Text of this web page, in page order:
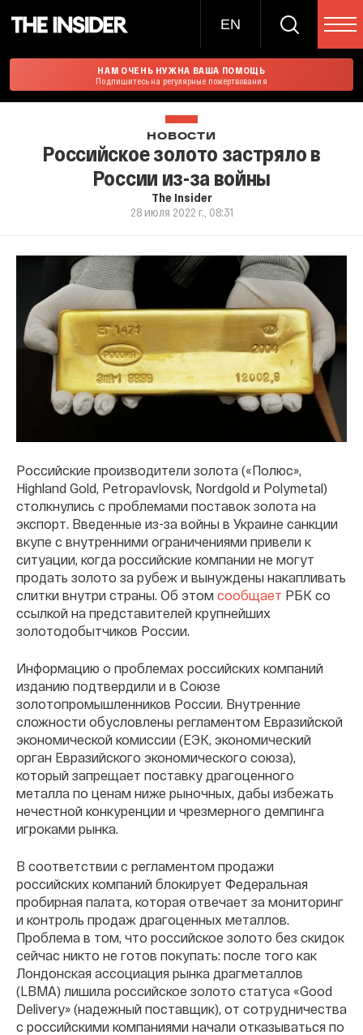
EN
НАМ ОЧЕНЬ НУЖНА ВАША ПОМОЩЬ
Подпишитесь на регулярные пожертвования
НОВОСТИ
Российское золото застряло в
России из-за войны
The Insider
28 июля 2022 г., 08:31
Российские производители золота («Полюс»,
Highland Gold, Petropavlovsk, Nordgold и Polymetal)
столкнулись с проблемами поставок золота на
экспорт. Введенные из-за войны в Украине санкции
вкупе с внутренними ограничениями привели к
ситуации, когда российские компании не могут
продать золото за рубеж и вынуждены накапливать
слитки внутри страны. Об этом сообщает РБК со
ссылкой на представителей крупнейших
золотодобытчиков России.
Информацию о проблемах российских компаний
изданию подтвердили и в Союзе
золотопромышленников России. Внутренние
сложности обусловлены регламентом Евразийской
экономической комиссии (ЕЭК, экономический
орган Евразийского экономического союза),
который запрещает поставку драгоценного
металла по ценам ниже рыночных, дабы избежать
нечестной конкуренции и чрезмерного демпинга
игроками рынка.
В соответствии с регламентом продажи
российских компаний блокирует Федеральная
пробирная палата, которая отвечает за мониторинг
и контроль продаж драгоценных металлов.
Проблема в том, что российское золото без скидок
сейчас никто не готов покупать: после того как
Лондонская ассоциация рынка драгметаллов
(LBMA) лишила российское золото статуса «Good
Delivery» (надежный поставщик), от сотрудничества
с российскими компаниями начали отказываться по